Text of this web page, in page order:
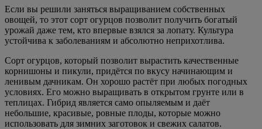
Если вы решили заняться выращиванием собственных
овощей, то этот сорт огурцов позволит получить богатый
урожай даже тем, кто впервые взялся за лопату. Культура
устойчива к заболеваниям и абсолютно неприхотлива.
Сорт огурцов, который позволит вырастить качественные
корнишоны и пикули, придётся по вкусу начинающим и
ленивым дачникам. Он хорошо растёт при любых погодных
условиях. Его можно выращивать в открытом грунте или в
теплицах. Гибрид является само опыляемым и даёт
небольшие, красивые, ровные плоды, которые можно
использовать для зимних заготовок и свежих салатов.